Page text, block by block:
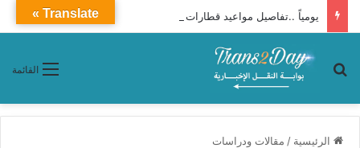
يومياً ..تفاصيل مواعيد قطارات «القاهرة ـ بورسعيد» بين روسى مكيف وتهوية
القائمة بحث عن
الرئيسية / مقالات ودراسات
Translate »